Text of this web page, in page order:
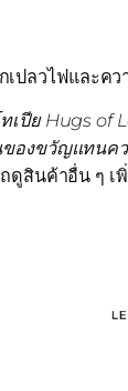
เปลวไฟและค
ปีย Hugs of
องขวัญแทนค
ดูสินค้าอื่น ๆ เ